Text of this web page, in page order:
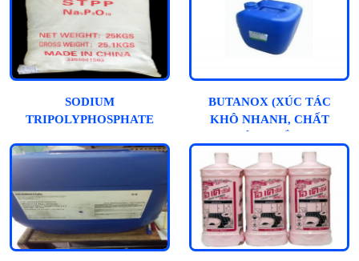
SODIUM
TRIPOLYPHOSPHATE
BUTANOX (XÚC TÁC
KHÔ NHANH, CHẤT